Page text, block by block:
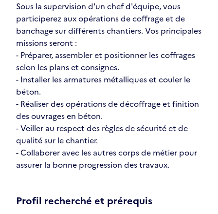
Sous la supervision d'un chef d'équipe, vous
participerez aux opérations de coffrage et de
banchage sur différents chantiers. Vos principales
missions seront :
- Préparer, assembler et positionner les coffrages
selon les plans et consignes.
- Installer les armatures métalliques et couler le
béton.
- Réaliser des opérations de décoffrage et finition
des ouvrages en béton.
- Veiller au respect des règles de sécurité et de
qualité sur le chantier.
- Collaborer avec les autres corps de métier pour
assurer la bonne progression des travaux.
Profil recherché et prérequis